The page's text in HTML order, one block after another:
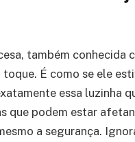
também conhecida
É como se ele
essa luzinha
que podem estar
a segurança.